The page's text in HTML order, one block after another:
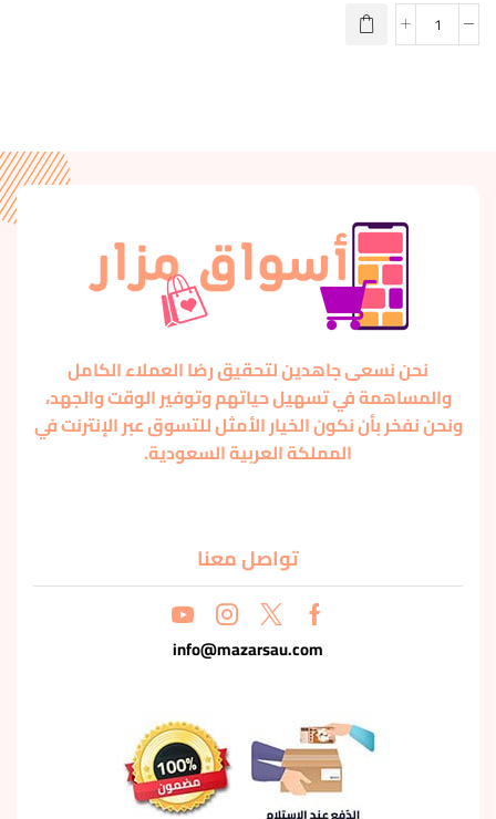
نحن نسعى جاهدين لتحقيق رضا العملاء الكامل
والمساهمة في تسهيل حياتهم وتوفير الوقت والجهد،
ونحن نفخر بأن نكون الخيار الأمثل للتسوق عبر الإنترنت في
المملكة العربية السعودية.
تواصل معنا
info@mazarsau.com